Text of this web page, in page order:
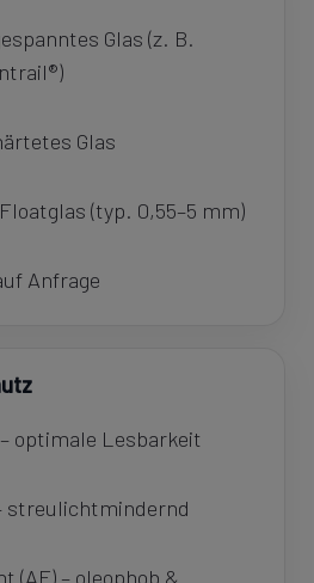
Glas (z. B.
Glas
(typ. 0,55–5 mm)
Anfrage
optimale Lesbarkeit
streulichtmindernd
(AF) – oleophob &